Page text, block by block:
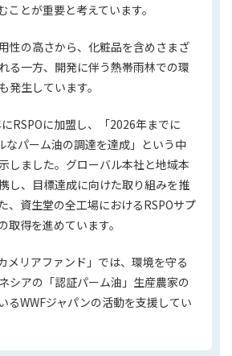
ことが重要と考えています。
性の高さから、化粧品を含めさまざ
る一方、開発に伴う熱帯雨林での環
発生しています。
RSPOに加盟し、「2026年までに
なパーム油の調達を達成」という中
しました。グローバル本社と地域本
し、目標達成に向けた取り組みを推
、資生堂の全工場におけるRSPOサプ
取得を進めています。
メリアファンド」では、環境を守る
シアの「認証パーム油」生産農家の
るWWFジャパンの活動を支援してい